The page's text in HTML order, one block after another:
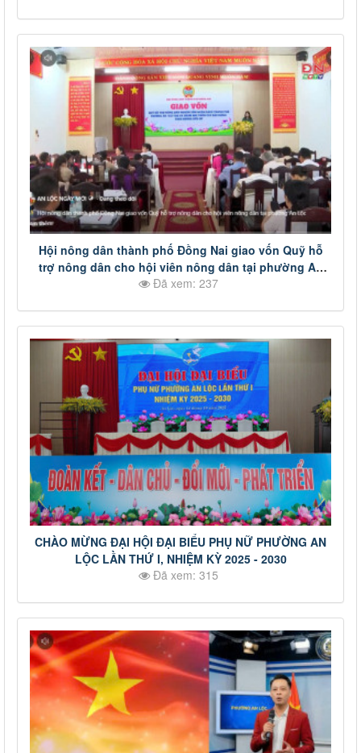
Hội nông dân thành phố Đồng Nai giao vốn Quỹ hỗ
trợ nông dân cho hội viên nông dân tại phường An
Lộc
Đã xem: 237
CHÀO MỪNG ĐẠI HỘI ĐẠI BIỂU PHỤ NỮ PHƯỜNG AN
LỘC LẦN THỨ I, NHIỆM KỲ 2025 - 2030
Đã xem: 315